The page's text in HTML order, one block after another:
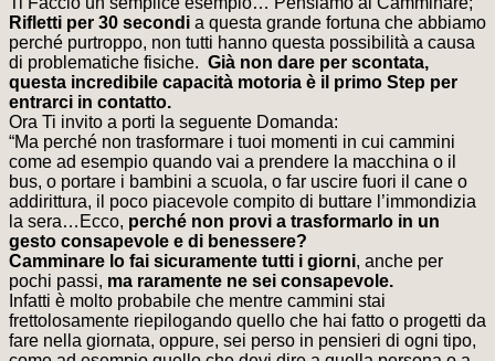
Rifletti per 30 secondi a questa grande fortuna che abbiamo
perché purtroppo, non tutti hanno questa possibilità a causa
di problematiche fisiche. Già non dare per scontata,
questa incredibile capacità motoria è il primo Step per
entrarci in contatto.
Ora Ti invito a porti la seguente Domanda:
“Ma perché non trasformare i tuoi momenti in cui cammini
come ad esempio quando vai a prendere la macchina o il
bus, o portare i bambini a scuola, o far uscire fuori il cane o
addirittura, il poco piacevole compito di buttare l’immondizia
la sera…Ecco, perché non provi a trasformarlo in un
gesto consapevole e di benessere?
Camminare lo fai sicuramente tutti i giorni, anche per
pochi passi, ma raramente ne sei consapevole.
Infatti è molto probabile che mentre cammini stai
frettolosamente riepilogando quello che hai fatto o progetti da
fare nella giornata, oppure, sei perso in pensieri di ogni tipo,